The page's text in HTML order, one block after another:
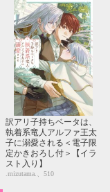
訳アリ子持ちベータは、
執着系竜人アルファ王太
子に溺愛される＜電子限
定かきおろし付＞【イラ
スト入り】
.mizutama.、510